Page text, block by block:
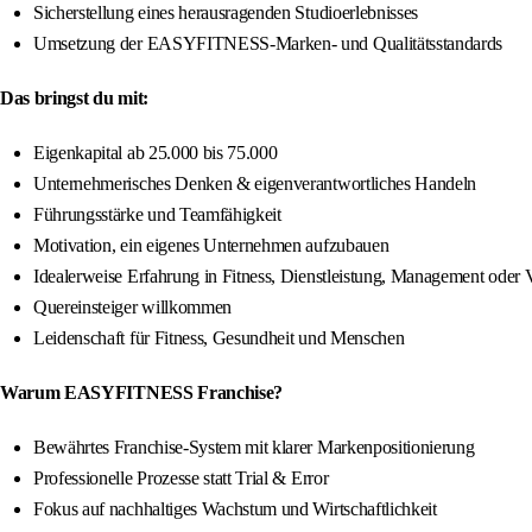
Sicherstellung eines herausragenden Studioerlebnisses
Umsetzung der EASYFITNESS-Marken- und Qualitätsstandards
Das bringst du mit:
Eigenkapital ab 25.000 bis 75.000
Unternehmerisches Denken & eigenverantwortliches Handeln
Führungsstärke und Teamfähigkeit
Motivation, ein eigenes Unternehmen aufzubauen
Idealerweise Erfahrung in Fitness, Dienstleistung, Management oder
Quereinsteiger willkommen
Leidenschaft für Fitness, Gesundheit und Menschen
Warum EASYFITNESS Franchise?
Bewährtes Franchise-System mit klarer Markenpositionierung
Professionelle Prozesse statt Trial & Error
Fokus auf nachhaltiges Wachstum und Wirtschaftlichkeit